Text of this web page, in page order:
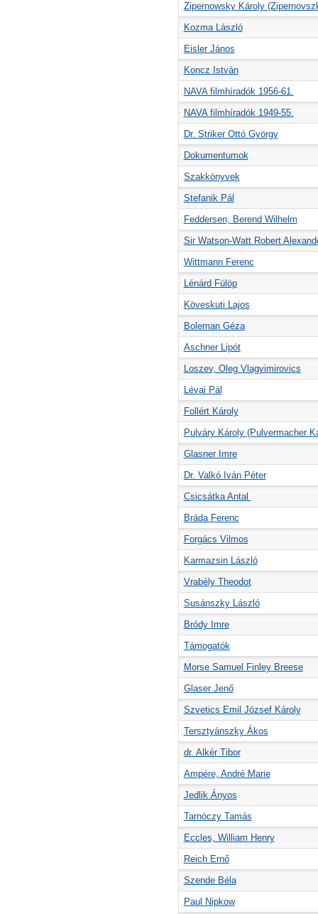
Zipernowsky Károly
Kozma László
Eisler János
Koncz István
NAVA filmhíradók 1956-61.
NAVA filmhíradók 1949-55.
Dr. Striker Ottó György
Dokumentumok
Szakkönyvek
Stefanik Pál
Feddersen, Berend Wilhelm
Sir Watson-Watt Robert
Wittmann Ferenc
Lénárd Fülöp
Köveskuti Lajos
Boleman Géza
Aschner Lipót
Loszev, Oleg Vlagyimirovics
Lévai Pál
Follért Károly
Pulváry Károly (Pulvermacher
Glasner Imre
Dr. Valkó Iván Péter
Csicsátka Antal
Bráda Ferenc
Forgács Vilmos
Karmazsin László
Vrabély Theodot
Susánszky László
Bródy Imre
Támogatók
Morse Samuel Finley Breese
Glaser Jenő
Szvetics Emil József Károly
Tersztyánszky Ákos
dr. Alkér Tibor
Ampére, André Marie
Jedlik Ányos
Tarnóczy Tamás
Eccles, William Henry
Reich Ernő
Szende Béla
Paul Nipkow